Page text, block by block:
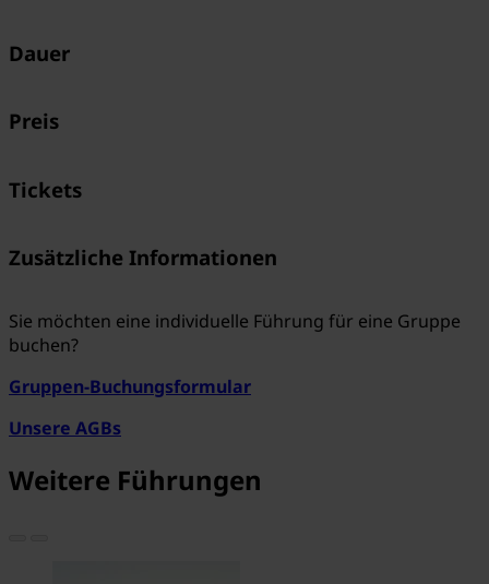
Dauer
Preis
Tickets
Zusätzliche Informationen
Sie möchten eine individuelle Führung für eine Gruppe
buchen?
Gruppen-Buchungsformular
Unsere AGBs
Weitere Führungen